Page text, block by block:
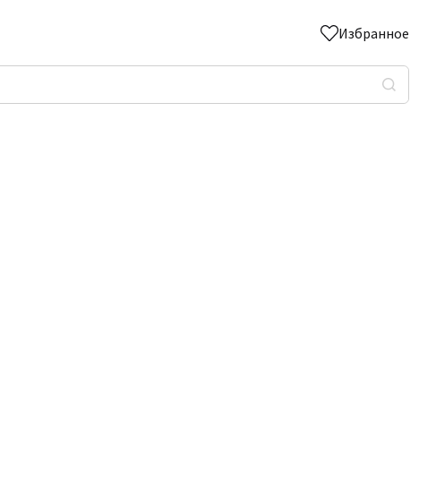
Избранное